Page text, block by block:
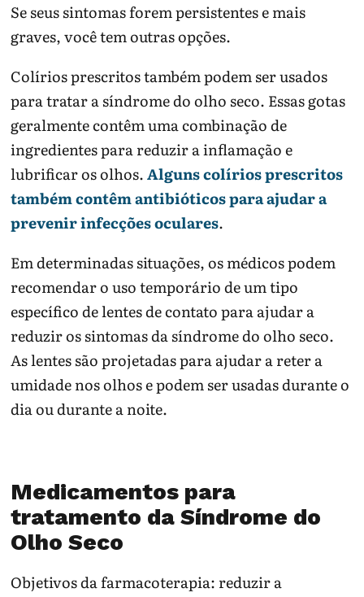
Se seus sintomas forem persistentes e mais
graves, você tem outras opções.
Colírios prescritos também podem ser usados ​
para tratar a síndrome do olho seco. Essas gotas
geralmente contêm uma combinação de
ingredientes para reduzir a inflamação e
lubrificar os olhos.Alguns colírios prescritos
também contêm antibióticos para ajudar a
prevenir infecções oculares.
Em determinadas situações, os médicos podem
recomendar o uso temporário de um tipo
específico de lentes de contato para ajudar a
reduzir os sintomas da síndrome do olho seco.
As lentes são projetadas para ajudar a reter a
umidade nos olhos e podem ser usadas durante o
dia ou durante a noite.
Medicamentos para
tratamento da Síndrome do
Olho Seco
Objetivos da farmacoterapia: reduzir a